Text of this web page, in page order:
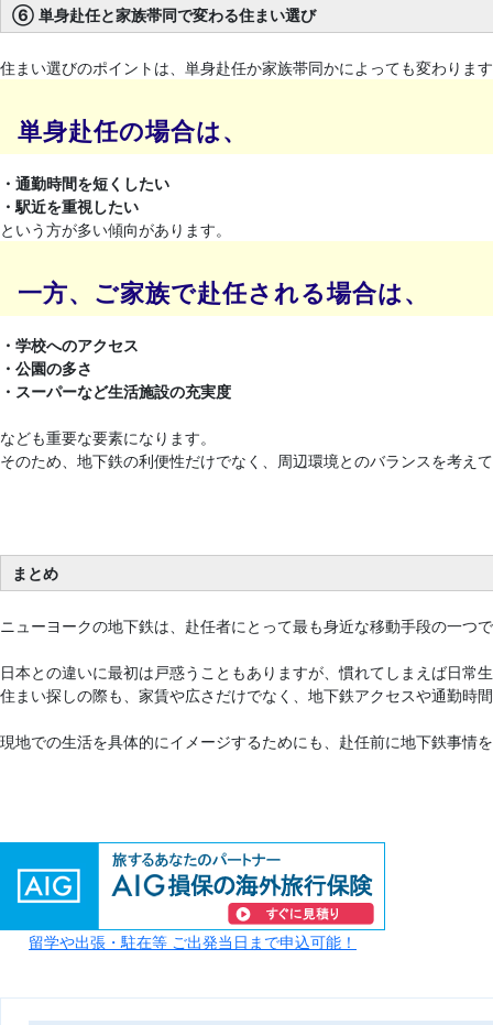
⑥ 単身赴任と家族帯同で変わる住まい選び
住まい選びのポイントは、単身赴任か家族帯同かによっても変わりま
単身赴任の場合は、
・通勤時間を短くしたい
・駅近を重視したい
という方が多い傾向があります。
一方、ご家族で赴任される場合は、
・学校へのアクセス
・公園の多さ
・スーパーなど生活施設の充実度
なども重要な要素になります。
そのため、地下鉄の利便性だけでなく、周辺環境とのバランスを考え
まとめ
ニューヨークの地下鉄は、赴任者にとって最も身近な移動手段の一つ
日本との違いに最初は戸惑うこともありますが、慣れてしまえば日常
住まい探しの際も、家賃や広さだけでなく、地下鉄アクセスや通勤時
現地での生活を具体的にイメージするためにも、赴任前に地下鉄事情
留学や出張・駐在等 ご出発当日まで申込可能！